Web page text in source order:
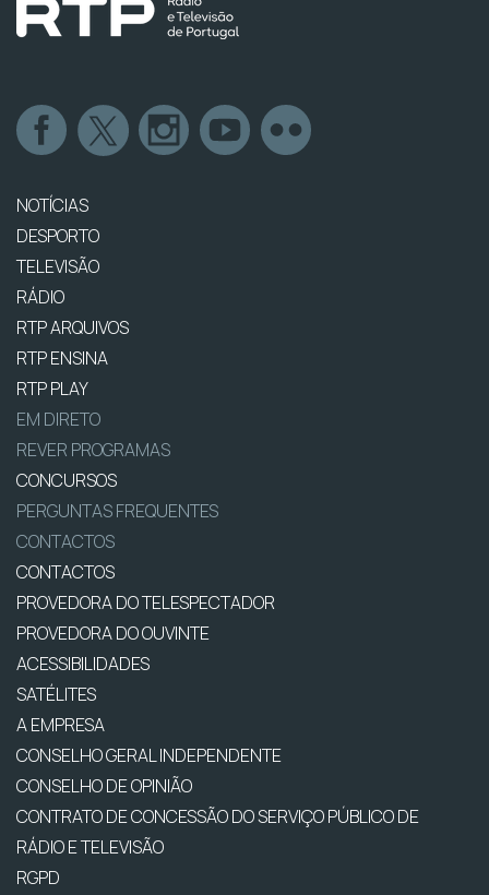
NOTÍCIAS
DESPORTO
TELEVISÃO
RÁDIO
RTP ARQUIVOS
RTP ENSINA
RTP PLAY
EM DIRETO
REVER PROGRAMAS
CONCURSOS
PERGUNTAS FREQUENTES
CONTACTOS
CONTACTOS
PROVEDORA DO TELESPECTADOR
PROVEDORA DO OUVINTE
ACESSIBILIDADES
SATÉLITES
A EMPRESA
CONSELHO GERAL INDEPENDENTE
CONSELHO DE OPINIÃO
CONTRATO DE CONCESSÃO DO SERVIÇO PÚBLICO DE
RÁDIO E TELEVISÃO
RGPD